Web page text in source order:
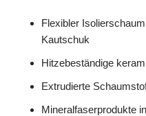
Flexibler
Kautschuk
Hitzebeständige
Extrudierte
Mineralfaserprodukte